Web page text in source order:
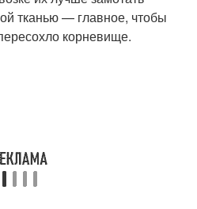
тканью — главное, чтобы
корневище.